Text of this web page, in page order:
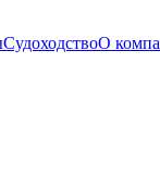
СудоходствоО